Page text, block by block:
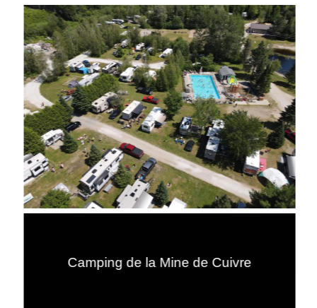
Camping de la Mine de Cuivre